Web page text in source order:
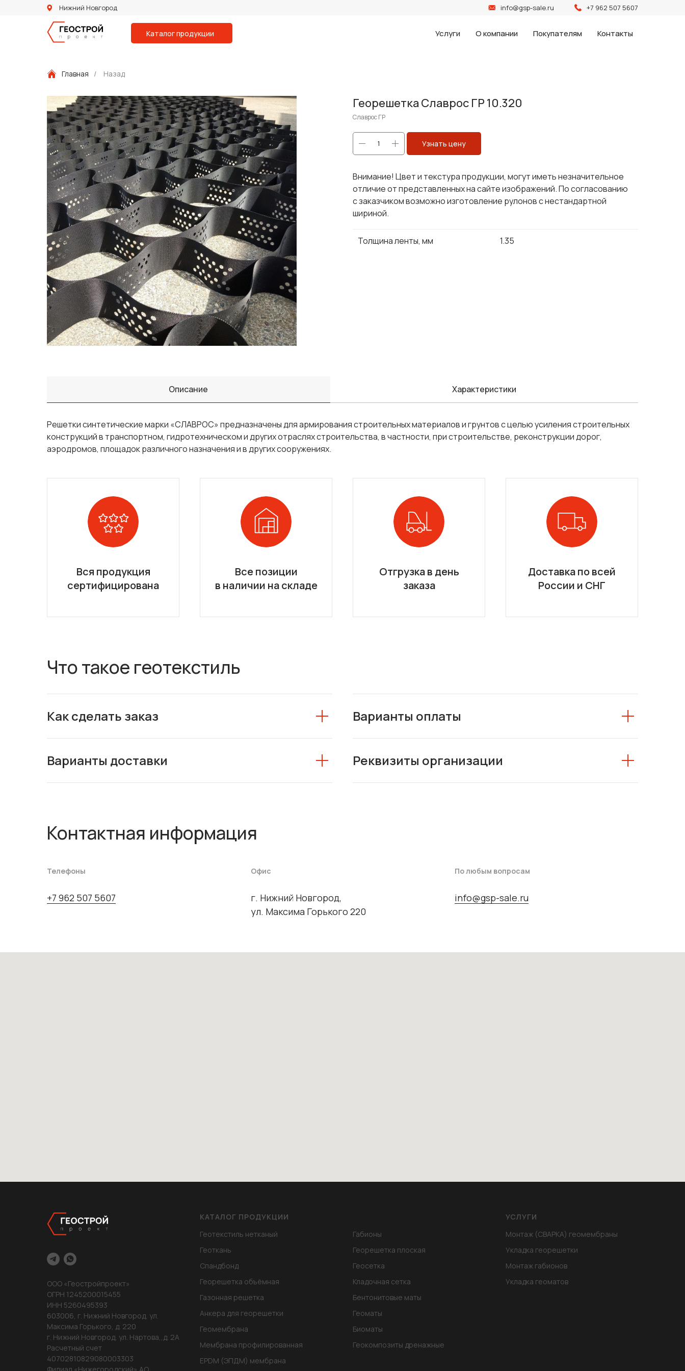
Нижний Новгород info@gsp-sale.ru +7 962 507 5607
Услуги О компании Покупателям Контакты
Каталог продукции
Главная / Назад
Георешетка Славрос ГР 10.320
Славрос ГР
Узнать цену
Внимание! Цвет и текстура продукции, могут иметь незначительное
отличие от представленных на сайте изображений. По согласованию
с заказчиком возможно изготовление рулонов с нестандартной
шириной.
Толщина ленты, мм 1.35
Описание Характеристики
Решетки синтетические марки «СЛАВРОС» предназначены для армирования строительных материалов и грунтов с целью усиления строительных
конструкций в транспортном, гидротехническом и других отраслях строительства, в частности, при строительстве, реконструкции дорог,
аэродромов, площадок различного назначения и в других сооружениях.
Вся продукция
сертифицирована
Все позиции
в наличии на складе
Отгрузка в день
заказа
Доставка по всей
России и СНГ
Что такое геотекстиль
Как сделать заказ Варианты оплаты
Варианты доставки Реквизиты организации
Контактная информация
Телефоны
+7 962 507 5607
Офис
г. Нижний Новгород,
ул. Максима Горького 220
По любым вопросам
info@gsp-sale.ru
ООО «Геостройпроект»
ОГРН 1245200015455
ИНН 5260495393
603006, г. Нижний Новгород, ул.
Максима Горького, д. 220
г. Нижний Новгород, ул. Нартова,,д. 2А
Расчетный счет
40702810829080003303
КАТАЛОГ ПРОДУКЦИИ
Геотекстиль нетканый
Геоткань
Спандбонд
Георешетка объёмная
Газонная решетка
Анкера для георешетки
Геомембрана
Мембрана профилированная
EPDM (ЭПДМ) мембрана
Габионы
Георешетка плоская
Геосетка
Кладочная сетка
Бентонитовые маты
Геоматы
Биоматы
Геокомпозиты дренажные
УСЛУГИ
Монтаж (СВАРКА) геомембраны
Укладка георешетки
Монтаж габионов
Укладка геоматов